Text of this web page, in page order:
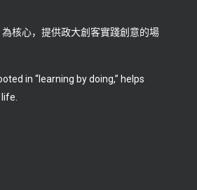
核心，提供政大創客實踐創意的場
in “learning by doing,” helps